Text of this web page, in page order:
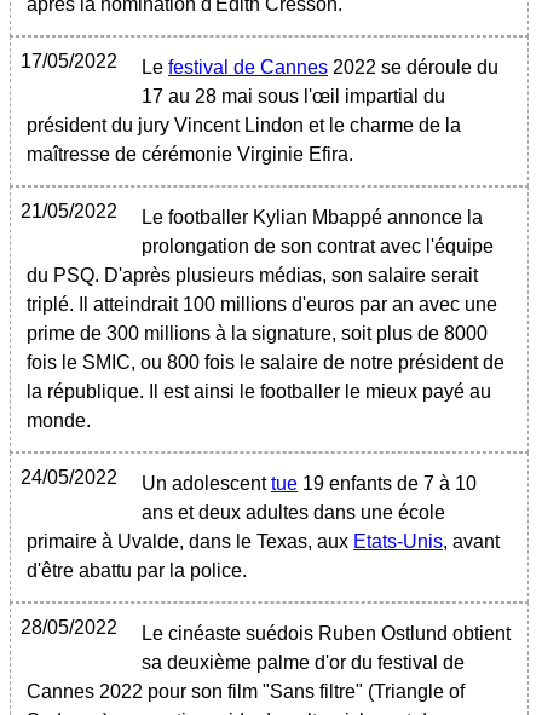
après la nomination d'Edith Cresson.
17/05/2022 Le festival de Cannes 2022 se déroule du
17 au 28 mai sous l'œil impartial du
président du jury Vincent Lindon et le charme de la
maîtresse de cérémonie Virginie Efira.
21/05/2022
Le footballer Kylian Mbappé annonce la
prolongation de son contrat avec l'équipe
du PSQ. D'après plusieurs médias, son salaire serait
triplé. Il atteindrait 100 millions d'euros par an avec une
prime de 300 millions à la signature, soit plus de 8000
fois le SMIC, ou 800 fois le salaire de notre président de
la république. Il est ainsi le footballer le mieux payé au
monde.
24/05/2022 Un adolescenttue 19 enfants de 7 à 10
ans et deux adultes dans une école
primaire à Uvalde, dans le Texas, aux Etats-Unis, avant
d'être abattu par la police.
28/05/2022
Le cinéaste suédois Ruben Ostlund obtient
sa deuxième palme d'or du festival de
Cannes 2022 pour son film "Sans filtre" (Triangle of